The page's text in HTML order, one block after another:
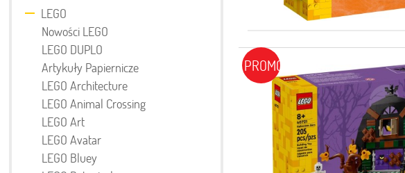
LEGO
Nowości LEGO
LEGO DUPLO
Artykuły Papiernicze
LEGO Architecture
LEGO Animal Crossing
LEGO Art
LEGO Avatar
LEGO Bluey
PROMOCJA